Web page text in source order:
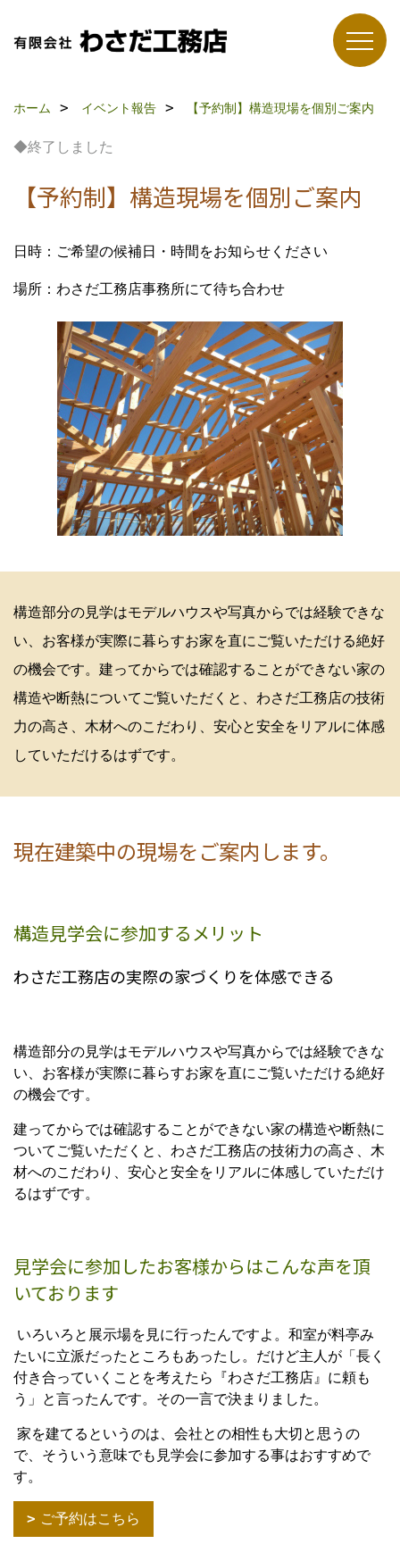
ホーム イベント報告 【予約制】構造現場を個別ご案内
◆終了しました
【予約制】構造現場を個別ご案内
日時：ご希望の候補日・時間をお知らせください
場所：わさだ工務店事務所にて待ち合わせ
構造部分の見学はモデルハウスや写真からでは経験できな
い、お客様が実際に暮らすお家を直にご覧いただける絶好
の機会です。建ってからでは確認することができない家の
構造や断熱についてご覧いただくと、わさだ工務店の技術
力の高さ、木材へのこだわり、安心と安全をリアルに体感
していただけるはずです。
現在建築中の現場をご案内します。
構造見学会に参加するメリット
わさだ工務店の実際の家づくりを体感できる
構造部分の見学はモデルハウスや写真からでは経験できな
い、お客様が実際に暮らすお家を直にご覧いただける絶好
の機会です。
建ってからでは確認することができない家の構造や断熱に
ついてご覧いただくと、わさだ工務店の技術力の高さ、木
材へのこだわり、安心と安全をリアルに体感していただけ
るはずです。
見学会に参加したお客様からはこんな声を頂
いております
いろいろと展示場を見に行ったんですよ。和室が料亭み
たいに立派だったところもあったし。だけど主人が「長く
付き合っていくことを考えたら『わさだ工務店』に頼も
う」と言ったんです。その一言で決まりました。
家を建てるというのは、会社との相性も大切と思うの
で、そういう意味でも見学会に参加する事はおすすめで
す。
ご予約はこちら